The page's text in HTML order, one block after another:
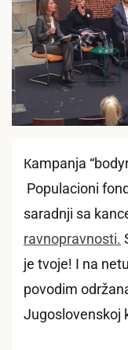
Кampanja
Populacioni
saradnji sa
ravnopravnosti.
je tvoje! I na
povodim
Jugoslovenskoj